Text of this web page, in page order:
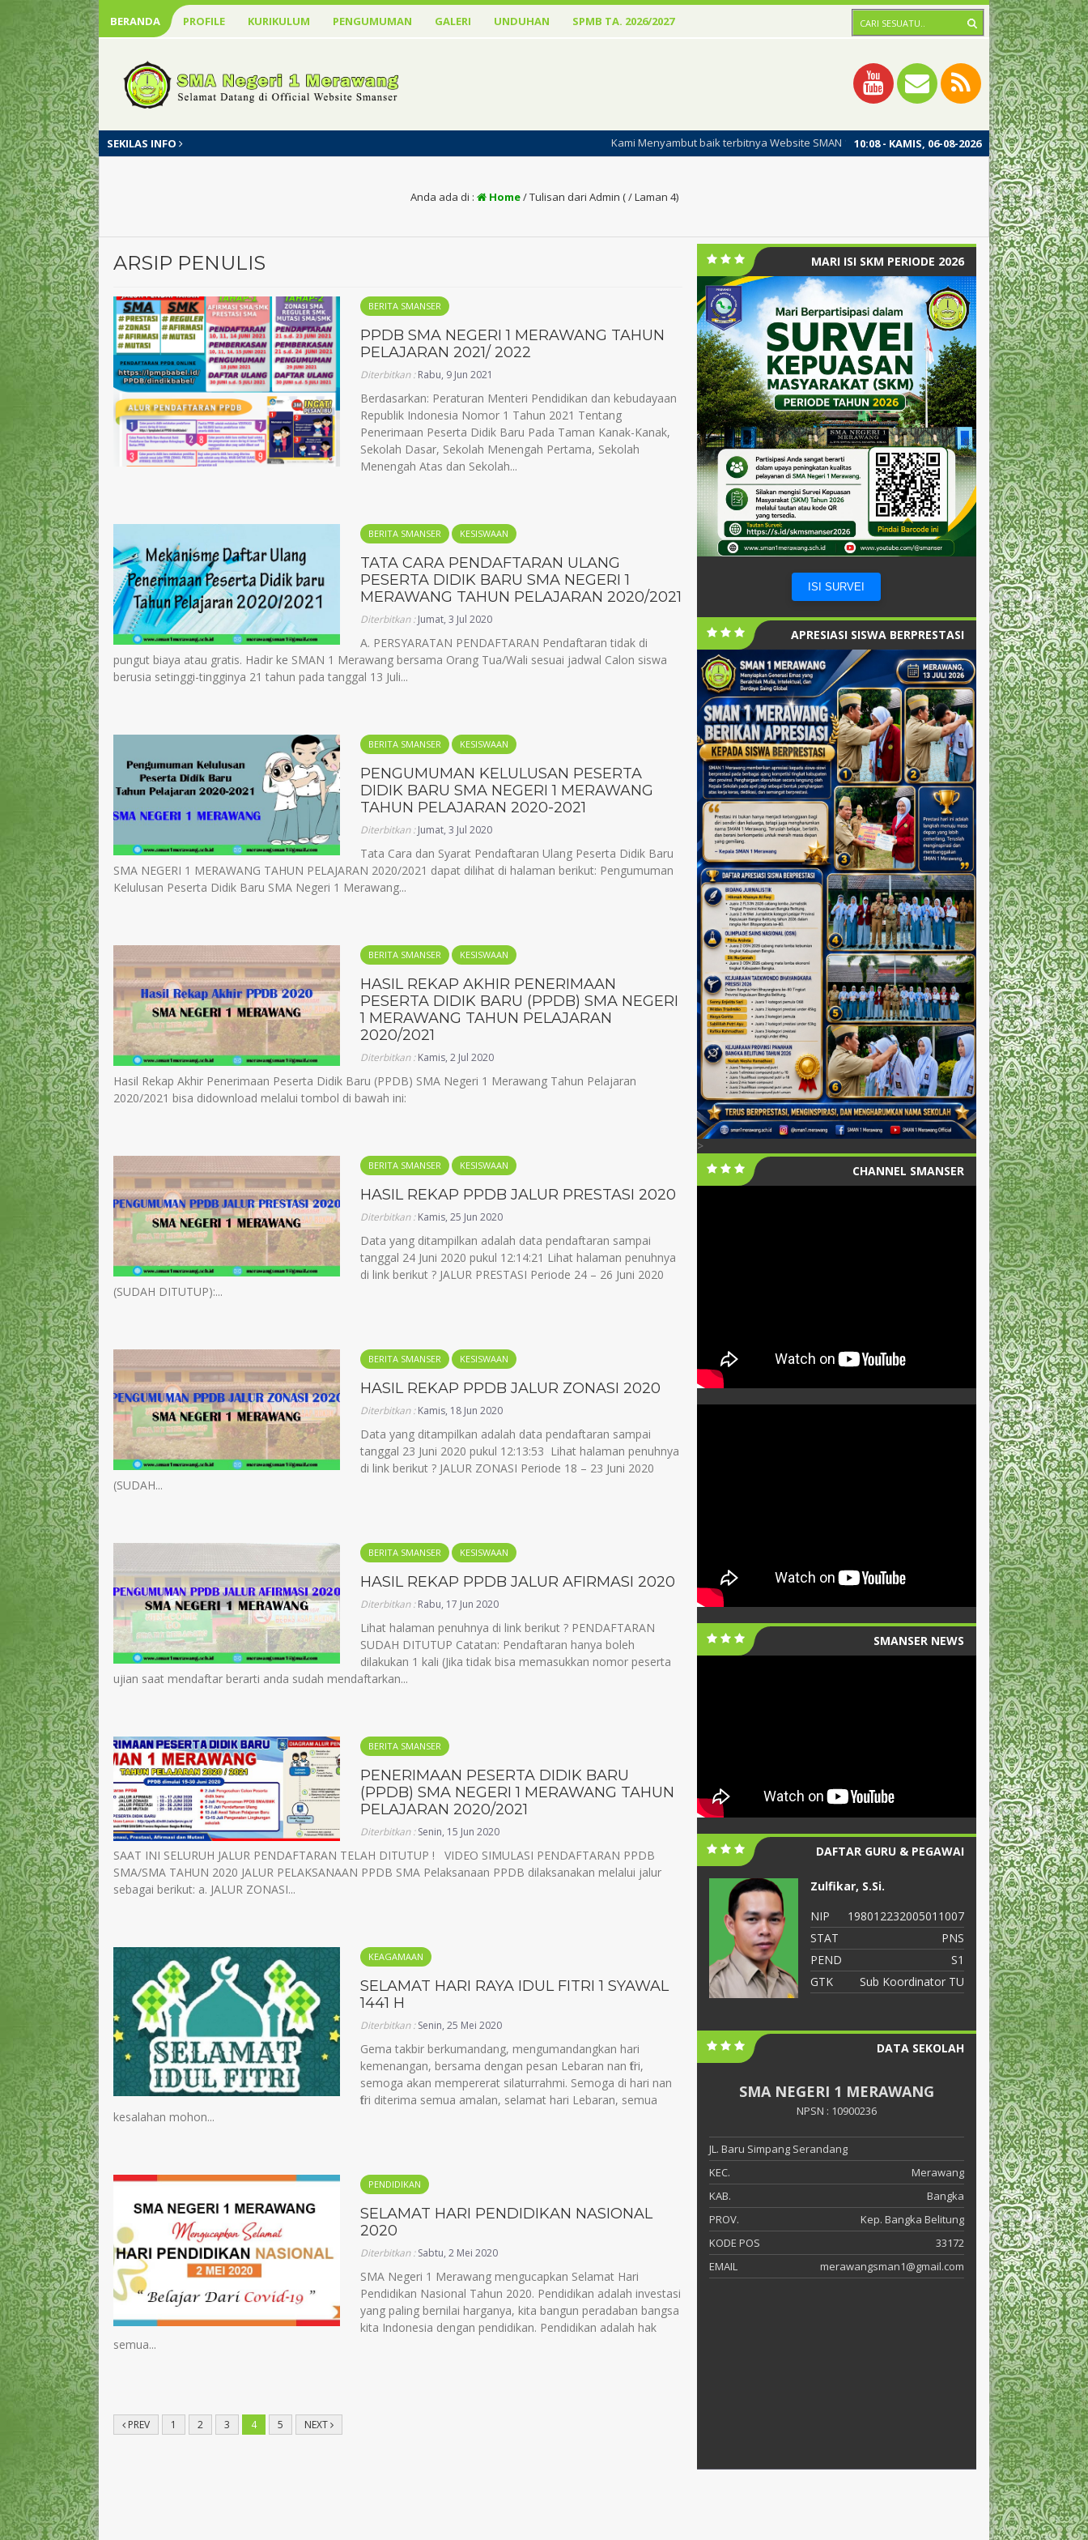
BERANDA PROFILE KURIKULUM PENGUMUMAN GALERI UNDUHAN SPMB TA. 2026/2027
SEKILAS INFO 10:08 - KAMIS, 06-08-2026
Kami Menyambut baik terbitnya Website SMAN 1 MERAWANG, dengan harapan dipublikasinya website ini
Anda ada di : Home/Tulisan dari Admin ( / Laman 4)
ARSIP PENULIS
BERITA SMANSER
PPDB SMA NEGERI 1 MERAWANG TAHUN
PELAJARAN 2021/ 2022
Diterbitkan :Rabu, 9 Jun 2021
Berdasarkan: Peraturan Menteri Pendidikan dan kebudayaan
Republik Indonesia Nomor 1 Tahun 2021 Tentang
Penerimaan Peserta Didik Baru Pada Taman Kanak-Kanak,
Sekolah Dasar, Sekolah Menengah Pertama, Sekolah
Menengah Atas dan Sekolah...
BERITA SMANSER KESISWAAN
TATA CARA PENDAFTARAN ULANG
PESERTA DIDIK BARU SMA NEGERI 1
MERAWANG TAHUN PELAJARAN 2020/2021
Diterbitkan :Jumat, 3 Jul 2020
A. PERSYARATAN PENDAFTARAN Pendaftaran tidak di
pungut biaya atau gratis. Hadir ke SMAN 1 Merawang bersama Orang Tua/Wali sesuai jadwal Calon siswa
berusia setinggi-tingginya 21 tahun pada tanggal 13 Juli...
BERITA SMANSER KESISWAAN
PENGUMUMAN KELULUSAN PESERTA
DIDIK BARU SMA NEGERI 1 MERAWANG
TAHUN PELAJARAN 2020-2021
Diterbitkan :Jumat, 3 Jul 2020
Tata Cara dan Syarat Pendaftaran Ulang Peserta Didik Baru
SMA NEGERI 1 MERAWANG TAHUN PELAJARAN 2020/2021 dapat dilihat di halaman berikut: Pengumuman
Kelulusan Peserta Didik Baru SMA Negeri 1 Merawang...
BERITA SMANSER KESISWAAN
HASIL REKAP AKHIR PENERIMAAN
PESERTA DIDIK BARU (PPDB) SMA NEGERI
1 MERAWANG TAHUN PELAJARAN
2020/2021
Diterbitkan :Kamis, 2 Jul 2020
Hasil Rekap Akhir Penerimaan Peserta Didik Baru (PPDB) SMA Negeri 1 Merawang Tahun Pelajaran
2020/2021 bisa didownload melalui tombol di bawah ini:
BERITA SMANSER KESISWAAN
HASIL REKAP PPDB JALUR PRESTASI 2020
Diterbitkan :Kamis, 25 Jun 2020
Data yang ditampilkan adalah data pendaftaran sampai
tanggal 24 Juni 2020 pukul 12:14:21 Lihat halaman penuhnya
di link berikut ? JALUR PRESTASI Periode 24 – 26 Juni 2020
(SUDAH DITUTUP):...
BERITA SMANSER KESISWAAN
HASIL REKAP PPDB JALUR ZONASI 2020
Diterbitkan :Kamis, 18 Jun 2020
Data yang ditampilkan adalah data pendaftaran sampai
tanggal 23 Juni 2020 pukul 12:13:53 Lihat halaman penuhnya
di link berikut ? JALUR ZONASI Periode 18 – 23 Juni 2020
(SUDAH...
BERITA SMANSER KESISWAAN
HASIL REKAP PPDB JALUR AFIRMASI 2020
Diterbitkan :Rabu, 17 Jun 2020
Lihat halaman penuhnya di link berikut ? PENDAFTARAN
SUDAH DITUTUP Catatan: Pendaftaran hanya boleh
dilakukan 1 kali (Jika tidak bisa memasukkan nomor peserta
ujian saat mendaftar berarti anda sudah mendaftarkan...
BERITA SMANSER
PENERIMAAN PESERTA DIDIK BARU
(PPDB) SMA NEGERI 1 MERAWANG TAHUN
PELAJARAN 2020/2021
Diterbitkan :Senin, 15 Jun 2020
SAAT INI SELURUH JALUR PENDAFTARAN TELAH DITUTUP ! VIDEO SIMULASI PENDAFTARAN PPDB
SMA/SMA TAHUN 2020 JALUR PELAKSANAAN PPDB SMA Pelaksanaan PPDB dilaksanakan melalui jalur
sebagai berikut: a. JALUR ZONASI...
KEAGAMAAN
SELAMAT HARI RAYA IDUL FITRI 1 SYAWAL
1441 H
Diterbitkan :Senin, 25 Mei 2020
Gema takbir berkumandang, mengumandangkan hari
kemenangan, bersama dengan pesan Lebaran nan fitri,
semoga akan mempererat silaturrahmi. Semoga di hari nan
fitri diterima semua amalan, selamat hari Lebaran, semua
kesalahan mohon...
PENDIDIKAN
SELAMAT HARI PENDIDIKAN NASIONAL
2020
Diterbitkan :Sabtu, 2 Mei 2020
SMA Negeri 1 Merawang mengucapkan Selamat Hari
Pendidikan Nasional Tahun 2020. Pendidikan adalah investasi
yang paling bernilai harganya, kita bangun peradaban bangsa
kita Indonesia dengan pendidikan. Pendidikan adalah hak
semua...
PREV 1 2 3 4 5 NEXT
MARI ISI SKM PERIODE 2026
ISI SURVEI
APRESIASI SISWA BERPRESTASI
>
CHANNEL SMANSER
SMANSER NEWS
DAFTAR GURU & PEGAWAI
Rina Indriyasari, A.Md.
NIP
STAT
PEND
GTK Pengelola Laboratorium
Mizayanti Utami, S.Pd.
PEND
S1
GTK
Pengelola Data
GTK
Kepala Sekolah
Zulfikar, S.Si.
NIP
198012232005011007
STAT
PNS
PEND
S1
GTK
Sub Koordinator TU
DATA SEKOLAH
SMA NEGERI 1 MERAWANG
NPSN : 10900236
JL. Baru Simpang Serandang
KEC.
Merawang
KAB.
Bangka
PROV.
Kep. Bangka Belitung
KODE POS
33172
EMAIL
merawangsman1@gmail.com